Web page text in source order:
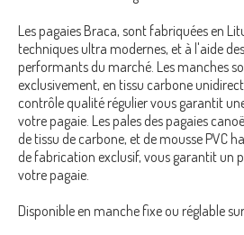
Les pagaies Braca, sont fabriquées en
techniques ultra modernes, et à l'aide
performants du marché. Les manches
exclusivement, en tissu carbone
contrôle qualité régulier vous garantit
votre pagaie. Les pales des pagaies
de tissu de carbone, et de mousse PVC
de fabrication exclusif, vous garantit un
votre pagaie.
Disponible en manche fixe ou réglable